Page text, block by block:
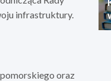
infrastruktury.
oraz